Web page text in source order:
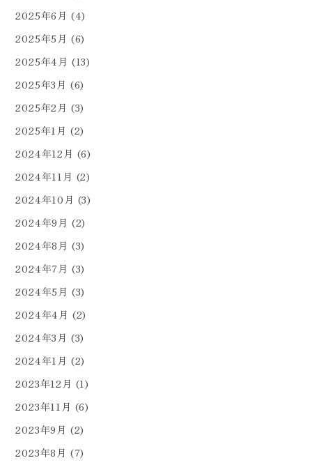
2025年6月 (4)
2025年5月 (6)
2025年4月 (13)
2025年3月 (6)
2025年2月 (3)
2025年1月 (2)
2024年12月 (6)
2024年11月 (2)
2024年10月 (3)
2024年9月 (2)
2024年8月 (3)
2024年7月 (3)
2024年5月 (3)
2024年4月 (2)
2024年3月 (3)
2024年1月 (2)
2023年12月 (1)
2023年11月 (6)
2023年9月 (2)
2023年8月 (7)